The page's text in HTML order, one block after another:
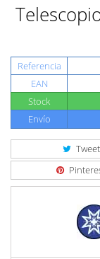
Referencia
EAN
Stock
Envío
Tweet